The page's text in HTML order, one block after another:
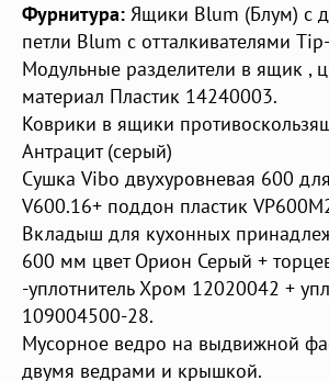
Фурнитура: Ящики Blum (Блум) с
петли Blum с отталкивателями
Модульные разделители в ящик ,
материал Пластик 14240003.
Коврики в ящики
Антрацит (серый)
Сушка Vibo двухуровневая 600
V600.16+ поддон пластик
Вкладыш для кухонных
600 мм цвет Орион Серый +
-уплотнитель Хром 12020042 +
109004500-28.
Мусорное ведро на выдвижной
двумя ведрами и крышкой.